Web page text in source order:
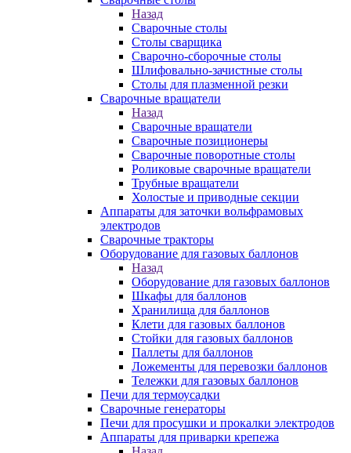
Назад
Сварочные столы
Столы сварщика
Сварочно-сборочные столы
Шлифовально-зачистные столы
Столы для плазменной резки
Сварочные вращатели
Назад
Сварочные вращатели
Сварочные позиционеры
Сварочные поворотные столы
Роликовые сварочные вращатели
Трубные вращатели
Холостые и приводные секции
Аппараты для заточки вольфрамовых
электродов
Сварочные тракторы
Оборудование для газовых баллонов
Назад
Оборудование для газовых баллонов
Шкафы для баллонов
Хранилища для баллонов
Клети для газовых баллонов
Стойки для газовых баллонов
Паллеты для баллонов
Ложементы для перевозки баллонов
Тележки для газовых баллонов
Печи для термоусадки
Сварочные генераторы
Печи для просушки и прокалки электродов
Аппараты для приварки крепежа